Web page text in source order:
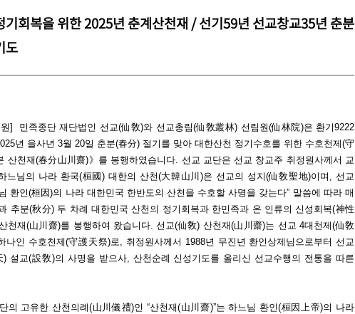
기회복을 위한 2025년 춘계산천재 / 선기59년 선교창교35년 춘분
도
원] 민족종단 재단법인 선교(仙敎)와 선교총림(仙敎叢林) 선림원(仙林院)은 환기9222
년 을사년 3월 20일 춘분(春分) 절기를 맞아 대한산천 정기수호를 위한 수호천제(守
산천재(春分山川齋)》를 봉행하였습니다. 선교 교단은 선교 창교주 취정원사께서 교
느님의 나라 환국(桓國) 대한의 산천(大韓山川)은 선교의 성지(仙敎聖地)이며, 선교
환인(桓因)의 나라 대한민국 한반도의 산천을 수호할 사명을 갖는다” 말씀에 따라 매
추분(秋分) 두 차례 대한민국 산천의 정기회복과 한민족과 온 인류의 신성회복(神性
천재(山川齋)를 봉행하여 왔습니다. 선교(仙敎) 산천재(山川齋)는 선교 4대천제(仙敎
나인 수호천제(守護天祭)로, 취정원사께서 1988년 무진년 환인상제님으로부터 선교
설교(設敎)의 사명을 받으사, 산천순례 신성기도를 올리신 선교수행의 전통을 따른
의 고유한 산천의례(山川儀禮)인 “산천재(山川齋)”는 하느님 환인(桓因上帝)의 나라